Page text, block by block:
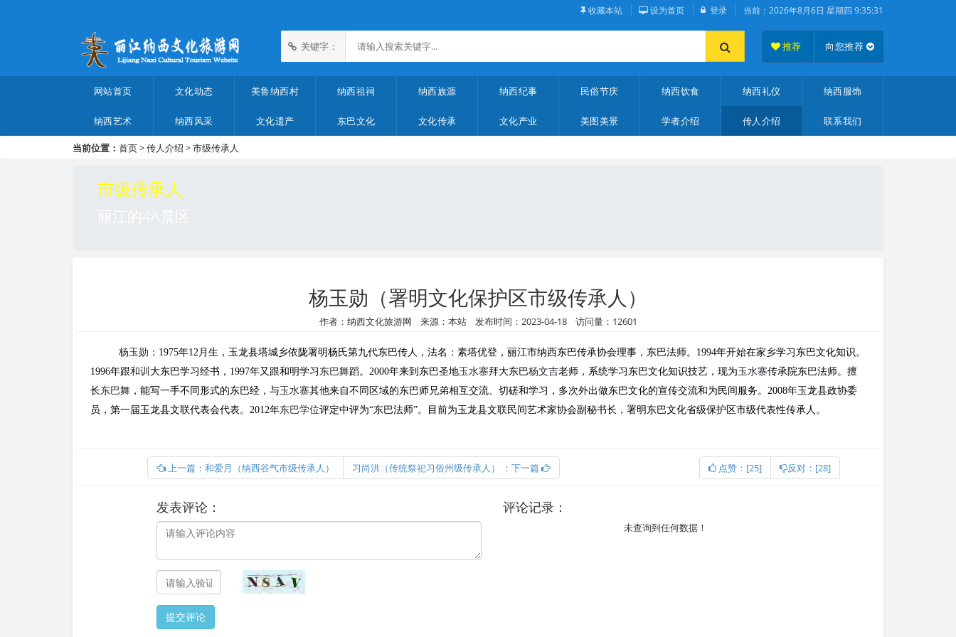
收藏本站 设为首页 登录 当前： 2026年8月6日 星期四 9:35:31
关键字： 推荐 向您推荐
网站首页 文化动态 美鲁纳西村 纳西祖祠 纳西族源 纳西纪事 民俗节庆 纳西饮食 纳西礼仪 纳西服饰
纳西艺术 纳西风采 文化遗产 东巴文化 文化传承 文化产业 美图美景 学者介绍 传人介绍 联系我们
当前位置： 首页>传人介绍 >市级传承人
市级传承人
杨玉勋（署明文化保护区市级传承人）
作者：纳西文化旅游网 来源：本站 发布时间：2023-04-18 访问量：12601
杨玉勋 ：1975年12月生，玉龙县塔城乡依陇署明杨氏第九代东巴传人，法名：素塔优登，丽江市纳西东巴传承协会理事，东巴法师。1994年开始在家乡学习东巴文化知识。
1996年跟和训 大东巴学习经书，1997年又跟和明学习 东巴舞蹈。2000年来到东巴圣地玉水寨拜大东巴杨文吉老师，系统学习东巴文化知识技艺，现为玉水寨传承院东巴法师。擅
长东巴舞 ，能写一手不同形式的东巴经，与玉水寨其他来自不同区域的东巴师兄弟相互交流、切磋和学习，多次外出做东巴文化的宣传交流和为民间服务。2008年玉龙县政协委
员，第一届玉龙县文联代表会代表。2012年东巴学位评定中评为“东巴法师”。目前为玉龙县文联民间艺术家协会副秘书长，署明东巴文化省级保护区市级代表性传承人。
上一篇：和爱月（纳西谷气市级传承人） 习尚洪（传统祭祀习俗州级传承人） ：下一篇 点赞：[25] 反对：[28]
发表评论：
提交评论
评论记录：
未查询到任何数据！